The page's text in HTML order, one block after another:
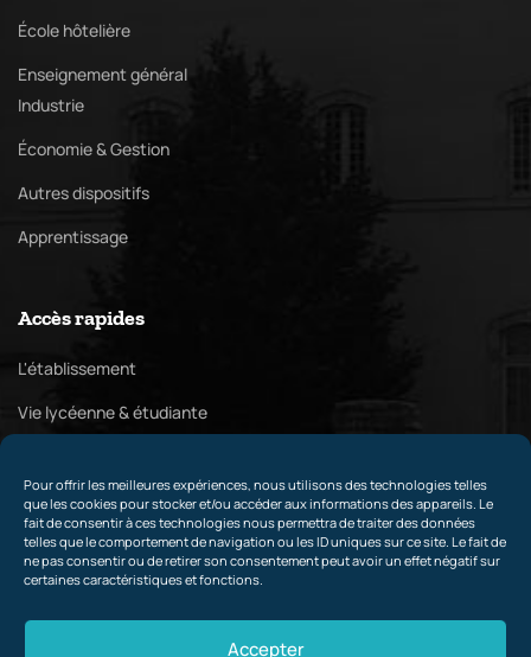
Pour offrir les meilleures expériences, nous utilisons des technologies telles
que les cookies pour stocker et/ou accéder aux informations des appareils. Le
fait de consentir à ces technologies nous permettra de traiter des données
telles que le comportement de navigation ou les ID uniques sur ce site. Le fait de
ne pas consentir ou de retirer son consentement peut avoir un effet négatif sur
certaines caractéristiques et fonctions.
Accepter
École hôtelière
Enseignement général
Industrie
Économie & Gestion
Autres dispositifs
Apprentissage
Accès rapides
L'établissement
Vie lycéenne & étudiante
Relations internationales & partenaires
Contact